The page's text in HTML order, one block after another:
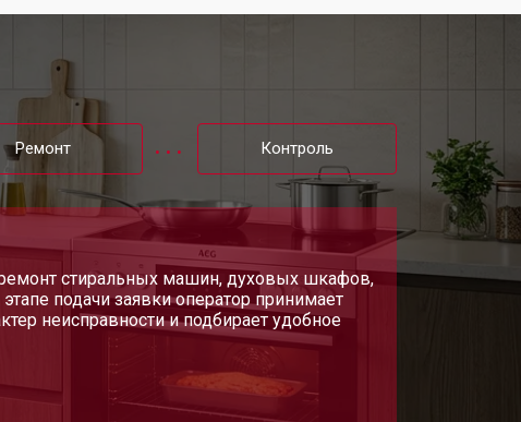
от 3000 ₽ Заказать
от 2750 ₽
от 2590 ₽ Заказать
Заказать
Ремонт Контроль
стиральных машин, духовых шкафов,
подачи заявки оператор принимает
неисправности и подбирает удобное